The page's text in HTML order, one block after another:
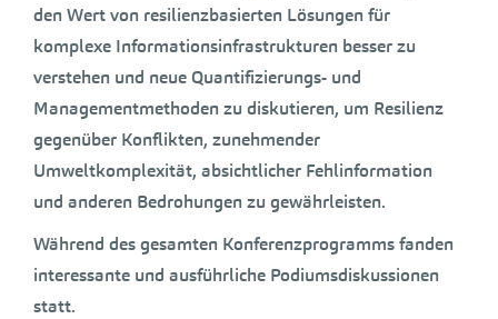
den Wert von resilienzbasierten Lösungen für
komplexe Informationsinfrastrukturen besser zu
verstehen und neue Quantifizierungs- und
Managementmethoden zu diskutieren, um Resilienz
gegenüber Konflikten, zunehmender
Umweltkomplexität, absichtlicher Fehlinformation
und anderen Bedrohungen zu gewährleisten.
Während des gesamten Konferenzprogramms fanden
interessante und ausführliche Podiumsdiskussionen
statt.